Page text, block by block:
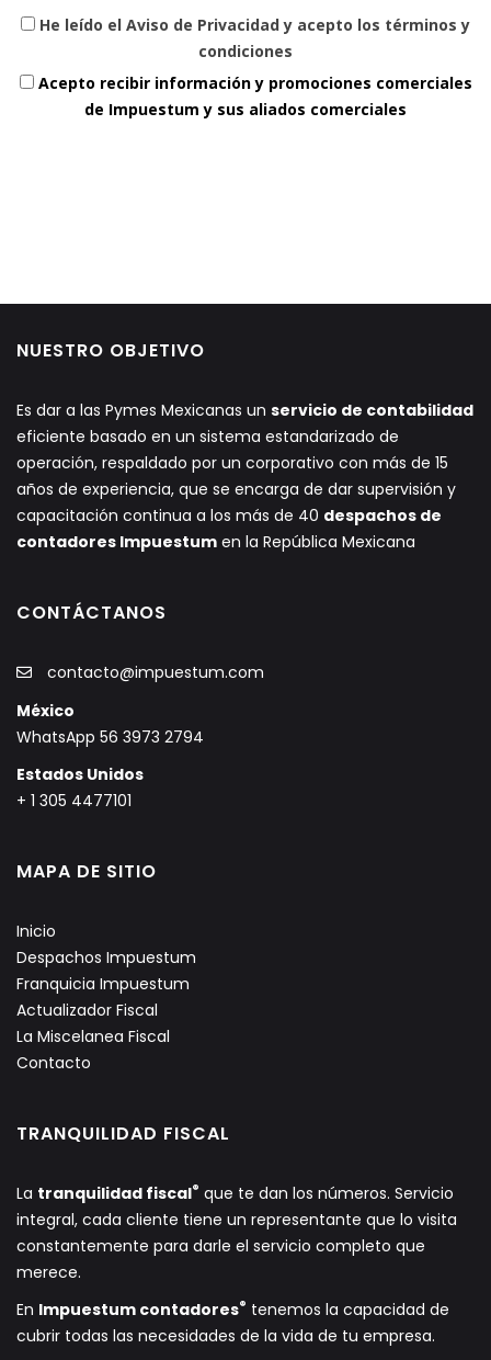
He leído el Aviso de Privacidad y acepto los términos y
condiciones
Acepto recibir información y promociones comerciales
de Impuestum y sus aliados comerciales
NUESTRO OBJETIVO
Es dar a las Pymes Mexicanas un servicio de contabilidad
eficiente basado en un sistema estandarizado de
operación, respaldado por un corporativo con más de 15
años de experiencia, que se encarga de dar supervisión y
capacitación continua a los más de 40 despachos de
contadores Impuestum en la República Mexicana
CONTÁCTANOS
contacto@impuestum.com
México
WhatsApp 56 3973 2794
Estados Unidos
+ 1 305 4477101
MAPA DE SITIO
Inicio
Despachos Impuestum
Franquicia Impuestum
Actualizador Fiscal
La Miscelanea Fiscal
Contacto
TRANQUILIDAD FISCAL
La tranquilidad fiscal® que te dan los números. Servicio
integral, cada cliente tiene un representante que lo visita
constantemente para darle el servicio completo que
merece.
En Impuestum contadores® tenemos la capacidad de
cubrir todas las necesidades de la vida de tu empresa.